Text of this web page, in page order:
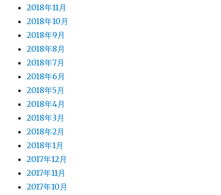
2018年11月
2018年10月
2018年9月
2018年8月
2018年7月
2018年6月
2018年5月
2018年4月
2018年3月
2018年2月
2018年1月
2017年12月
2017年11月
2017年10月